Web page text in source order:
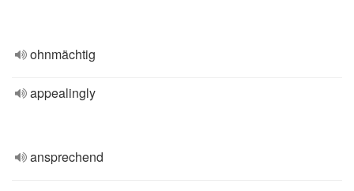
ohnmächtig
appealingly
ansprechend